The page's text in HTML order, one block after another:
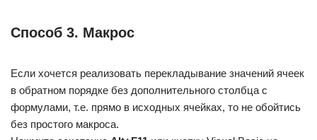
Способ 3. Макрос
Если хочется реализовать перекладывание значений ячеек
в обратном порядке без дополнительного столбца с
формулами, т.е. прямо в исходных ячейках, то не обойтись
без простого макроса.